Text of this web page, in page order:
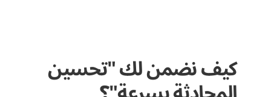
كيف نضمن لك "تحسين